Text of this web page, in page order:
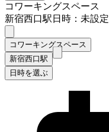
コワーキングスペース
新宿西口駅日時：未設定
コワーキングスペース
新宿西口駅
日時を選ぶ